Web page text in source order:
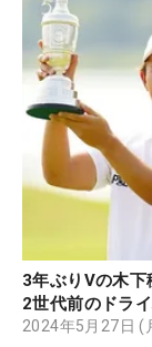
3年ぶりVの木
2世代前のドラ
2024年5月27日 (